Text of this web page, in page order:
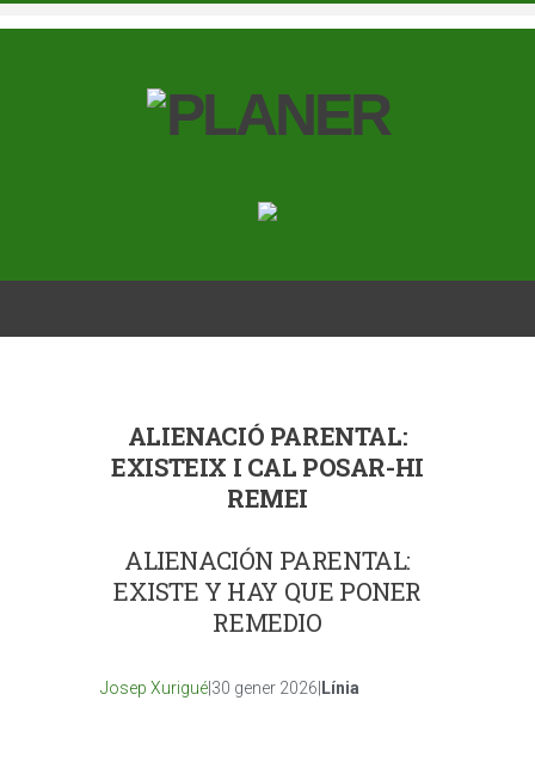
ALIENACIÓ PARENTAL:
EXISTEIX I CAL POSAR-HI
REMEI
ALIENACIÓN PARENTAL:
EXISTE Y HAY QUE PONER
REMEDIO
Josep Xurigué |30 gener 2026| Línia